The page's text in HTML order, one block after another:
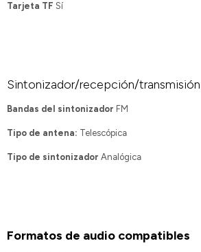
Tarjeta TF Sí
Sintonizador/recepción/transmisión
Bandas del sintonizador FM
Tipo de antena: Telescópica
Tipo de sintonizador Analógica
Formatos de audio compatibles